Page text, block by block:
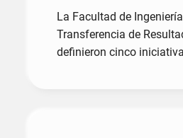
La Facultad de
Transferencia de
definieron cinco